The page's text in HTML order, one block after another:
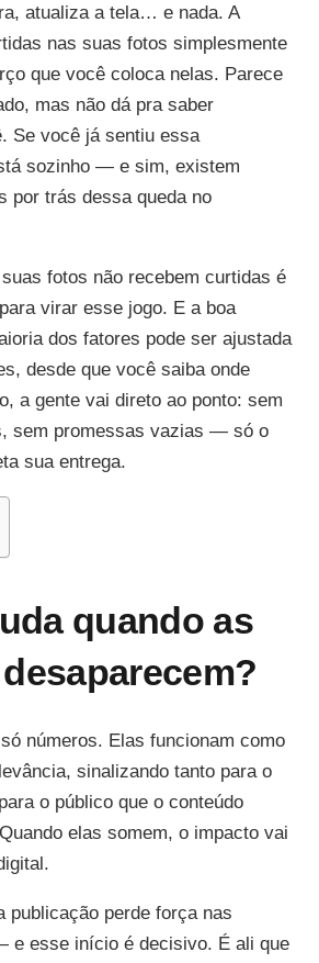
atualiza a tela… e nada. A
nas suas fotos simplesmente
que você coloca nelas. Parece
mas não dá pra saber
Se você já sentiu essa
sozinho — e sim, existem
por trás dessa queda no
fotos não recebem curtidas é
virar esse jogo. E a boa
dos fatores pode ser ajustada
desde que você saiba onde
a gente vai direto ao ponto: sem
sem promessas vazias — só o
sua entrega.
quando as
números. Elas funcionam como
sinalizando tanto para o
o público que o conteúdo
elas somem, o impacto vai
publicação perde força nas
e esse início é decisivo. É ali que